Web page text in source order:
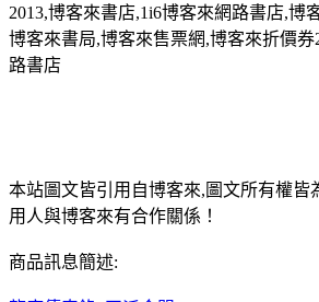
2013,博客來書店,1i6博客來網路書店,博
博客來書局,博客來售票網,博客來折價券
路書店
本站圖文皆引用自博客來,圖文所有權皆
用人與博客來有合作關係！
商品訊息簡述: